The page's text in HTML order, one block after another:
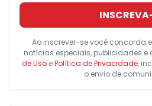
Ao inscrever-se você concorda
notícias especiais, publicidades e
de UsoePolítica de Privacidade,
o envio de